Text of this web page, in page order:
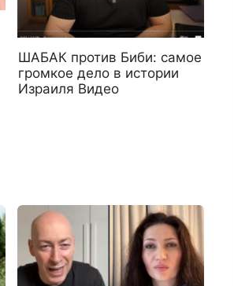
ШАБАК против Биби: самое
громкое дело в истории
Израиля Видео